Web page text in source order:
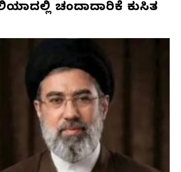
ಚಂದಾದಾರಿಕೆ ಕುಸಿತ